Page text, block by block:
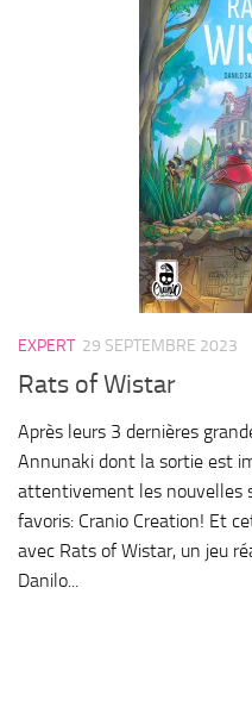
EXPERT 29 SEPTEMBRE 2023
Rats of Wistar
Après leurs 3 dernières
Annunaki dont la sortie est
attentivement les nouvelles
favoris: Cranio Creation! Et
avec Rats of Wistar, un jeu
Danilo...